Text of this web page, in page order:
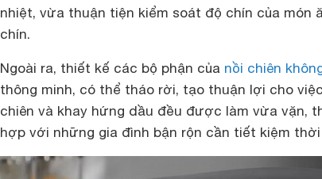
nhiệt, vừa thuận tiện kiểm soát độ chín của món
chín.
Ngoài ra, thiết kế các bộ phận của nồi chiên
thông minh, có thể tháo rời, tạo thuận lợi cho
chiên và khay hứng dầu đều được làm vừa vặn,
hợp với những gia đình bận rộn cần tiết kiệm